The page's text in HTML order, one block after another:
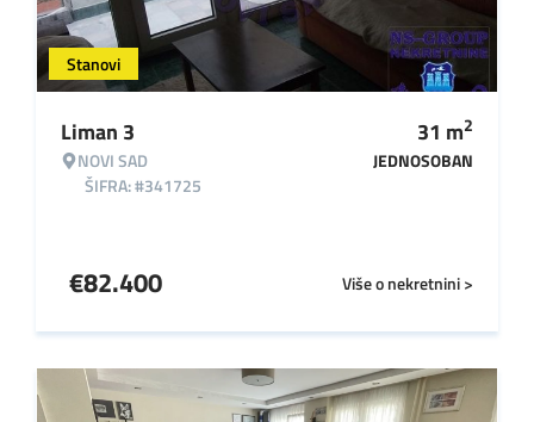
Stanovi
Liman 3
NOVI SAD
ŠIFRA: #341725
31 m2
JEDNOSOBAN
Više o nekretnini >
€82.400